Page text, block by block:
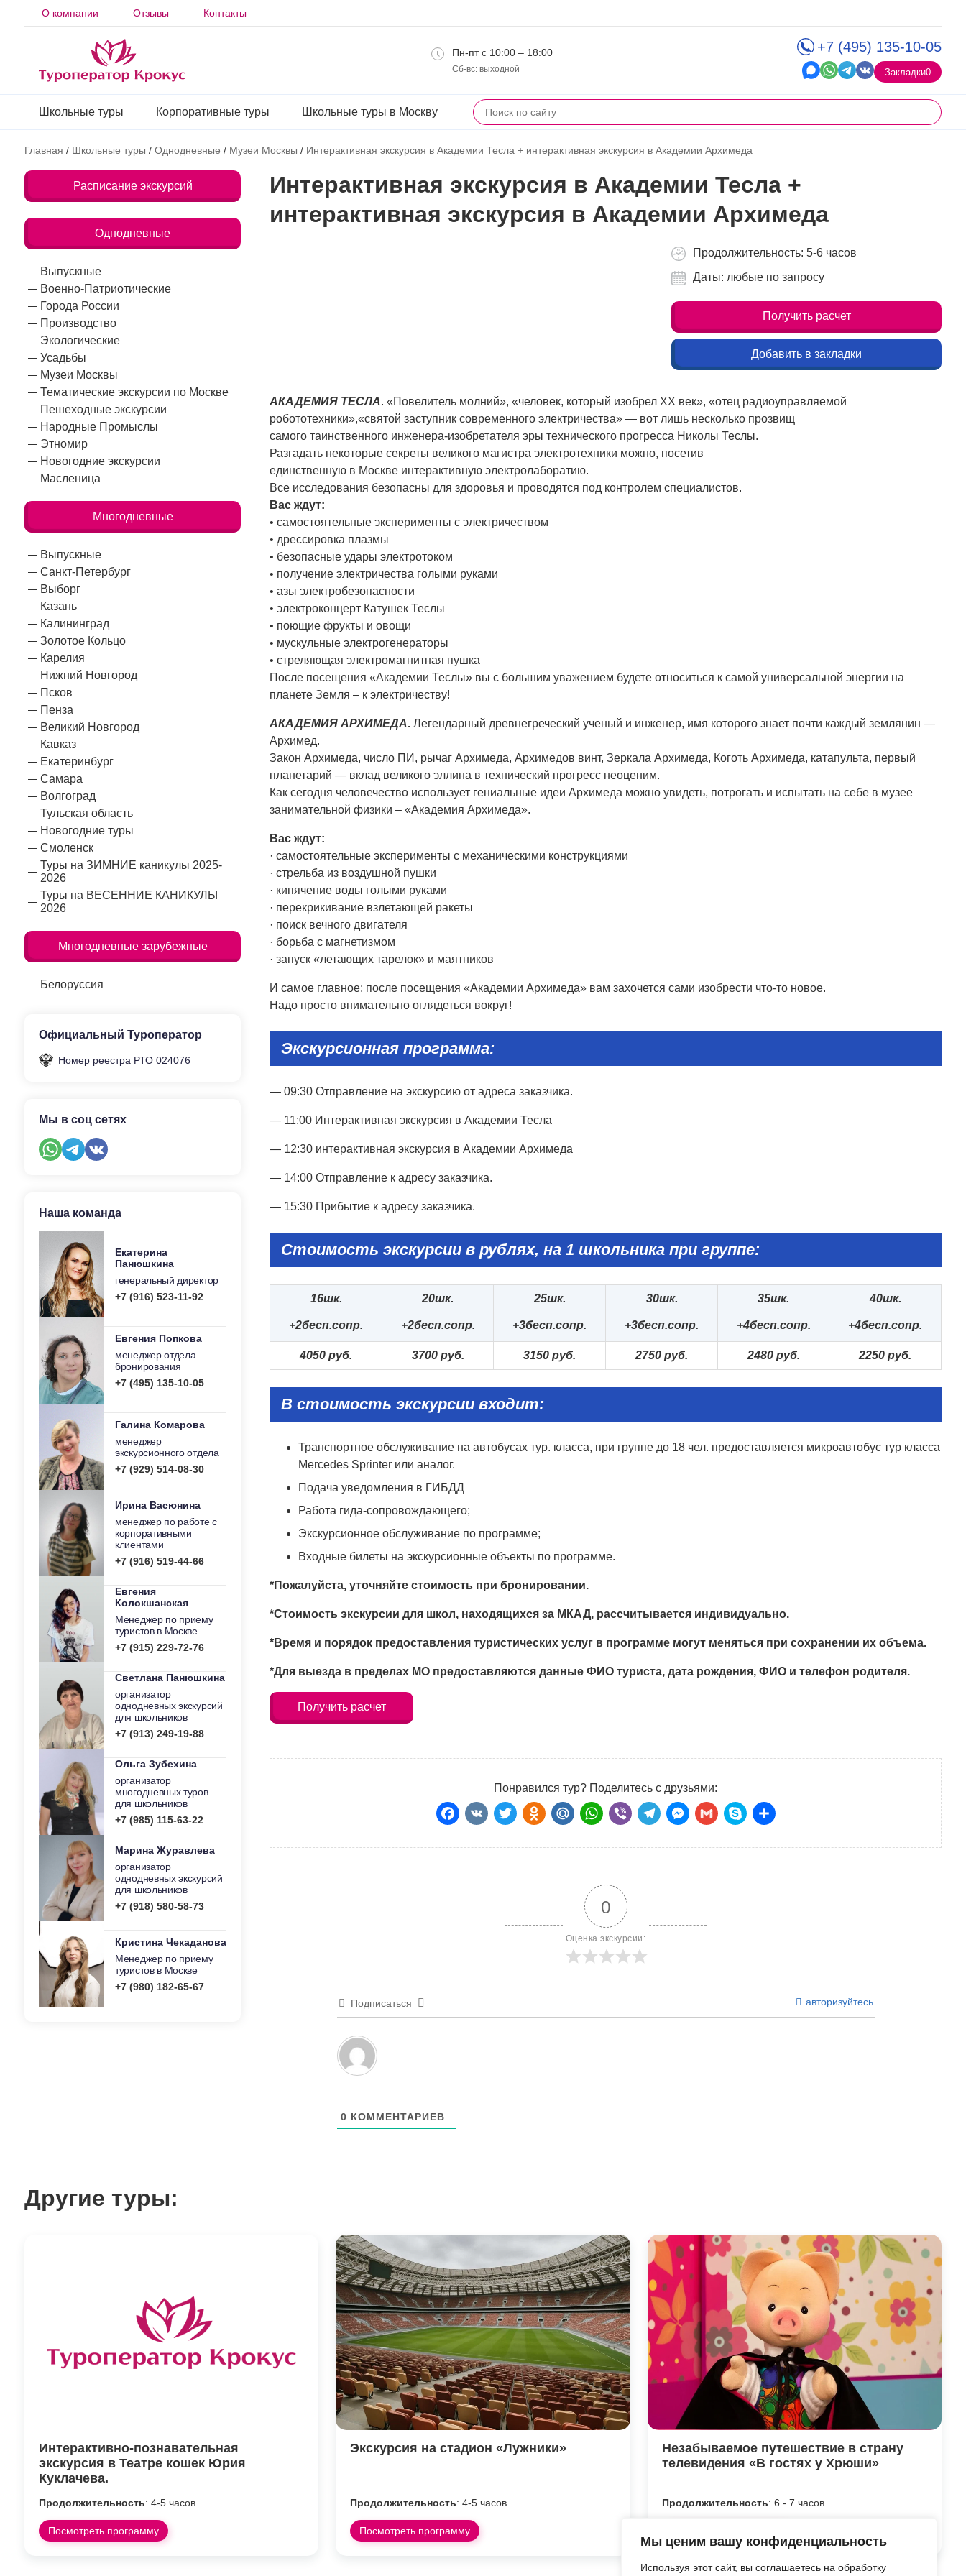
Мы ценим вашу конфиденциальность
Используя этот сайт, вы соглашаетесь на обработку
О компании Отзывы Контакты
Пн-пт с 10:00 – 18:00
Сб-вс: выходной
+7 (495) 135-10-05
Закладки0
Школьные туры Корпоративные туры Школьные туры в Москву
Главная / Школьные туры / Однодневные / Музеи Москвы / Интерактивная экскурсия в Академии Тесла + интерактивная экскурсия в Академии Архимеда
Расписание экскурсий
Однодневные
Выпускные
Военно-Патриотические
Города России
Производство
Экологические
Усадьбы
Музеи Москвы
Тематические экскурсии по Москве
Пешеходные экскурсии
Народные Промыслы
Этномир
Новогодние экскурсии
Масленица
Многодневные
Выпускные
Санкт-Петербург
Выборг
Казань
Калининград
Золотое Кольцо
Карелия
Нижний Новгород
Псков
Пенза
Великий Новгород
Кавказ
Екатеринбург
Самара
Волгоград
Тульская область
Новогодние туры
Смоленск
Туры на ЗИМНИЕ каникулы 2025-
2026
Туры на ВЕСЕННИЕ КАНИКУЛЫ
2026
Многодневные зарубежные
Белоруссия
Официальный Туроператор
Номер реестра РТО 024076
Мы в соц сетях
Наша команда
Екатерина
Панюшкина
генеральный директор
+7 (916) 523-11-92
Евгения Попкова
менеджер отдела
бронирования
+7 (495) 135-10-05
Галина Комарова
менеджер
экскурсионного отдела
+7 (929) 514-08-30
Ирина Васюнина
менеджер по работе с
корпоративными
клиентами
+7 (916) 519-44-66
Евгения
Колокшанская
Менеджер по приему
туристов в Москве
+7 (915) 229-72-76
Светлана Панюшкина
организатор
однодневных экскурсий
для школьников
+7 (913) 249-19-88
Ольга Зубехина
организатор
многодневных туров
для школьников
+7 (985) 115-63-22
Марина Журавлева
организатор
однодневных экскурсий
для школьников
+7 (918) 580-58-73
Кристина Чекаданова
Менеджер по приему
туристов в Москве
+7 (980) 182-65-67
Интерактивная экскурсия в Академии Тесла +
интерактивная экскурсия в Академии Архимеда
Продолжительность: 5-6 часов
Даты: любые по запросу
Получить расчет
Добавить в закладки
АКАДЕМИЯ ТЕСЛА. «Повелитель молний», «человек, который изобрел ХХ век», «отец радиоуправляемой
робототехники»,«святой заступник современного электричества» — вот лишь несколько прозвищ
самого таинственного инженера-изобретателя эры технического прогресса Николы Теслы.
Разгадать некоторые секреты великого магистра электротехники можно, посетив
единственную в Москве интерактивную электролаборатию.
Все исследования безопасны для здоровья и проводятся под контролем специалистов.
Вас ждут:
• самостоятельные эксперименты с электричеством
• дрессировка плазмы
• безопасные удары электротоком
• получение электричества голыми руками
• азы электробезопасности
• электроконцерт Катушек Теслы
• поющие фрукты и овощи
• мускульные электрогенераторы
• стреляющая электромагнитная пушка
После посещения «Академии Теслы» вы с большим уважением будете относиться к самой универсальной энергии на
планете Земля – к электричеству!
АКАДЕМИЯ АРХИМЕДА. Легендарный древнегреческий ученый и инженер, имя которого знает почти каждый землянин —
Архимед.
Закон Архимеда, число ПИ, рычаг Архимеда, Архимедов винт, Зеркала Архимеда, Коготь Архимеда, катапульта, первый
планетарий — вклад великого эллина в технический прогресс неоценим.
Как сегодня человечество использует гениальные идеи Архимеда можно увидеть, потрогать и испытать на себе в музее
занимательной физики – «Академия Архимеда».
Вас ждут:
· самостоятельные эксперименты с механическими конструкциями
· стрельба из воздушной пушки
· кипячение воды голыми руками
· перекрикивание взлетающей ракеты
· поиск вечного двигателя
· борьба с магнетизмом
· запуск «летающих тарелок» и маятников
И самое главное: после посещения «Академии Архимеда» вам захочется сами изобрести что-то новое.
Надо просто внимательно оглядеться вокруг!
Экскурсионная программа:
— 09:30 Отправление на экскурсию от адреса заказчика.
— 11:00 Интерактивная экскурсия в Академии Тесла
— 12:30 интерактивная экскурсия в Академии Архимеда
— 14:00 Отправление к адресу заказчика.
— 15:30 Прибытие к адресу заказчика.
Стоимость экскурсии в рублях, на 1 школьника при группе:
16шк.
+2бесп.сопр.
20шк.
+2бесп.сопр.
25шк.
+3бесп.сопр.
30шк.
+3бесп.сопр.
35шк.
+4бесп.сопр.
40шк.
+4бесп.сопр.
4050 руб. 3700 руб. 3150 руб. 2750 руб. 2480 руб. 2250 руб.
В стоимость экскурсии входит:
Транспортное обслуживание на автобусах тур. класса, при группе до 18 чел. предоставляется микроавтобус тур класса
Mercedes Sprinter или аналог.
Подача уведомления в ГИБДД
Работа гида-сопровождающего;
Экскурсионное обслуживание по программе;
Входные билеты на экскурсионные объекты по программе.
*Пожалуйста, уточняйте стоимость при бронировании.
*Стоимость экскурсии для школ, находящихся за МКАД, рассчитывается индивидуально.
*Время и порядок предоставления туристических услуг в программе могут меняться при сохранении их объема.
*Для выезда в пределах МО предоставляются данные ФИО туриста, дата рождения, ФИО и телефон родителя.
Получить расчет
Понравился тур? Поделитесь с друзьями:
0
Оценка экскурсии:
Подписаться авторизуйтесь
0 КОММЕНТАРИЕВ
Другие туры:
Интерактивно-познавательная
экскурсия в Театре кошек Юрия
Куклачева.
Продолжительность: 4-5 часов
Посмотреть программу
Экскурсия на стадион «Лужники»
Продолжительность: 4-5 часов
Посмотреть программу
Незабываемое путешествие в страну
телевидения «В гостях у Хрюши»
Продолжительность: 6 - 7 часов